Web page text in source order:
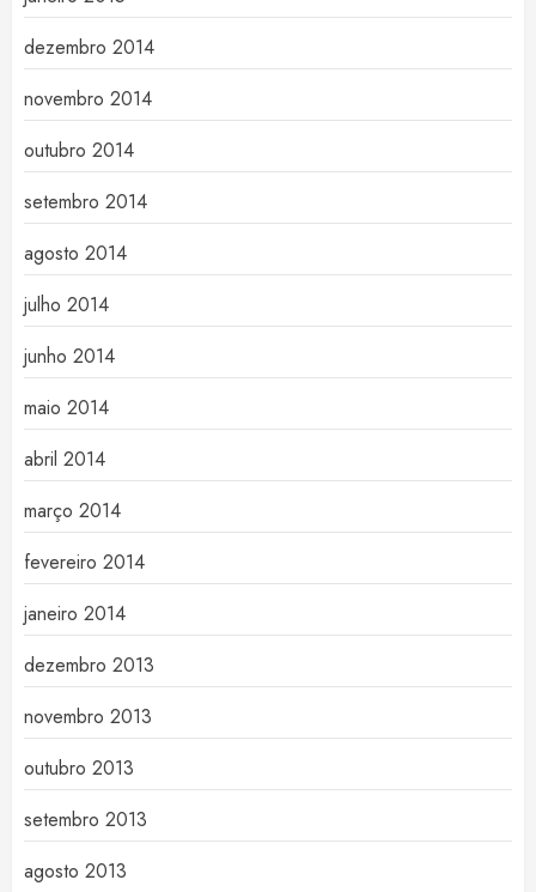
dezembro 2014
novembro 2014
outubro 2014
setembro 2014
agosto 2014
julho 2014
junho 2014
maio 2014
abril 2014
março 2014
fevereiro 2014
janeiro 2014
dezembro 2013
novembro 2013
outubro 2013
setembro 2013
agosto 2013